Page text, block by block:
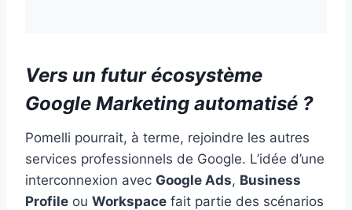
Vers un futur écosystème
Google Marketing automatisé ?
Pomelli pourrait, à terme, rejoindre les autres
services professionnels de Google. L’idée d’une
interconnexion avec Google Ads, Business
Profile ou Workspace fait partie des scénarios